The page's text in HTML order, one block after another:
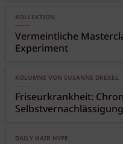
KOLLEKTION
Vermeintliche
Experiment
KOLUMNE VON SUSANNE DREXEL
Friseurkrankheit:
Selbstvernachlässigung
DAILY HAIR HYPE